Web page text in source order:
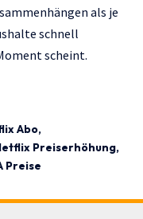
als je
schnell
scheint.
Abo
Preiserhöhung
Preise